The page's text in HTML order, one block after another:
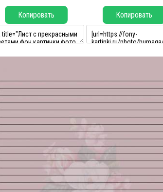
Копировать Копировать